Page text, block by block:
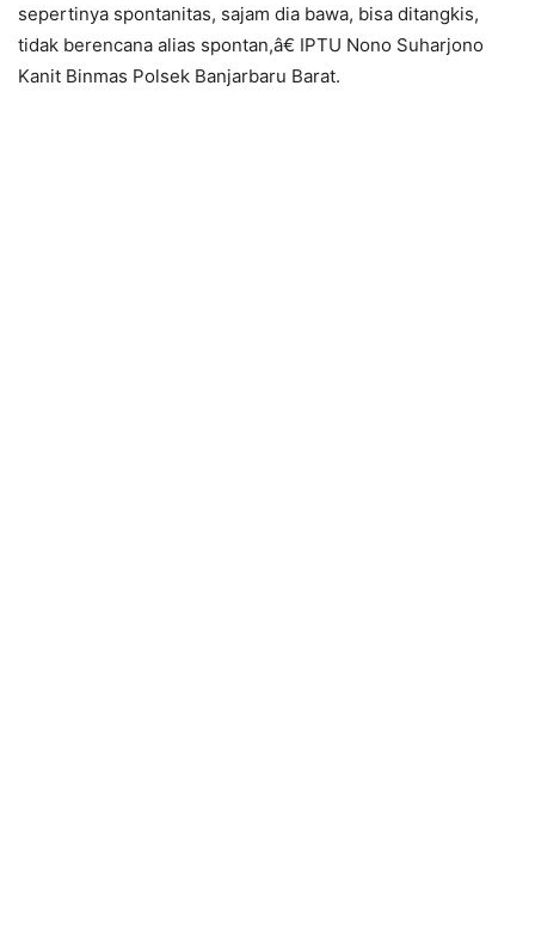
sepertinya spontanitas, sajam dia bawa, bisa ditangkis,
tidak berencana alias spontan,â€ IPTU Nono Suharjono
Kanit Binmas Polsek Banjarbaru Barat.